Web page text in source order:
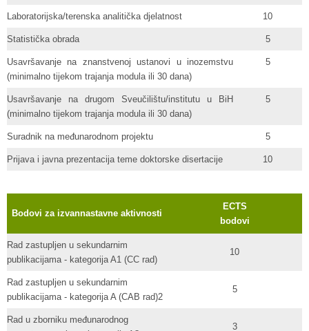
Laboratorijska/terenska analitička djelatnost 10
Statistička obrada 5
Usavršavanje na znanstvenoj ustanovi u inozemstvu
(minimalno tijekom trajanja modula ili 30 dana)
5
Usavršavanje na drugom Sveučilištu/institutu u BiH
(minimalno tijekom trajanja modula ili 30 dana)
5
Suradnik na međunarodnom projektu 5
Prijava i javna prezentacija teme doktorske disertacije 10
Bodovi za izvannastavne aktivnosti
ECTS
bodovi
Rad zastupljen u sekundarnim
publikacijama - kategorija A1 (CC rad)
10
Rad zastupljen u sekundarnim
publikacijama - kategorija A (CAB rad)2
5
Rad u zborniku međunarodnog
3